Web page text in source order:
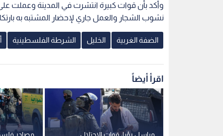
وأكد بأن قوات كبيرة انتشرت في المدينة وعملت
نشوب الشجار والعمل جاري لإحضار المشتبه به
الضفة الغربية الخليل الشرطة الفلسطينية
اقرأ أيضاً